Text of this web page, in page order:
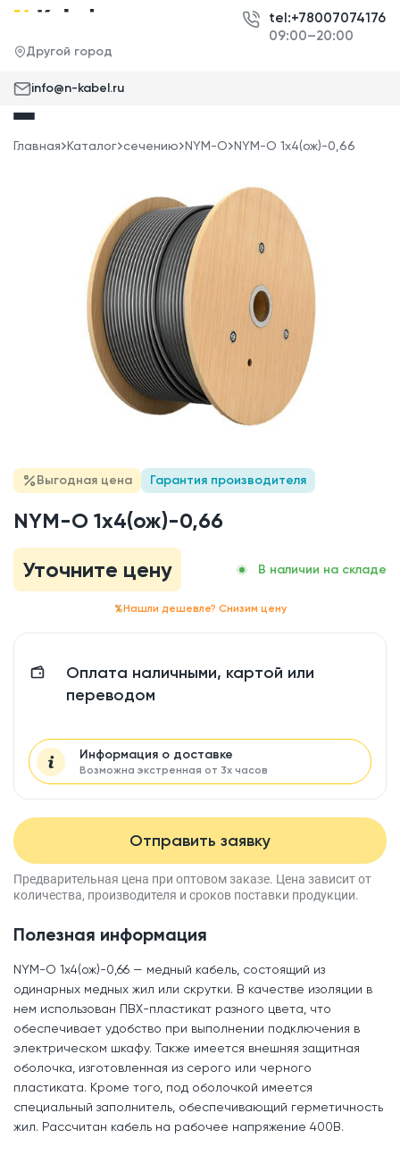
Другой город
tel:+78007074176
09:00–20:00
info@n-kabel.ru
Главная Каталог сечению NYM-O NYM-O 1x4(ож)-0,66
Выгодная цена Гарантия производителя
NYM-O 1x4(ож)-0,66
Уточните цену
В наличии на складе
Нашли дешевле? Снизим цену
Отправить заявку
Предварительная цена при оптовом заказе. Цена зависит от
количества, производителя и сроков поставки продукции.
Оплата наличными, картой или
переводом
Информация о доставке
Возможна экстренная от 3х часов
Полезная информация
NYM-O 1x4(ож)-0,66 — медный кабель, состоящий из
одинарных медных жил или скрутки. В качестве изоляции в
нем использован ПВХ-пластикат разного цвета, что
обеспечивает удобство при выполнении подключения в
электрическом шкафу. Также имеется внешняя защитная
оболочка, изготовленная из серого или черного
пластиката. Кроме того, под оболочкой имеется
специальный заполнитель, обеспечивающий герметичность
жил. Рассчитан кабель на рабочее напряжение 400В.